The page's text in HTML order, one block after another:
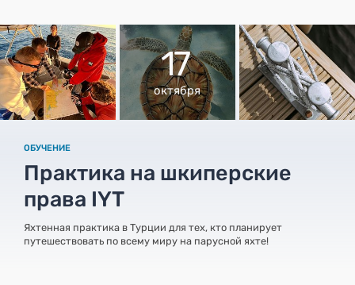
17
октября
ОБУЧЕНИЕ
Практика на шкиперские
права IYT
Яхтенная практика в Турции для тех, кто планирует
путешествовать по всему миру на парусной яхте!